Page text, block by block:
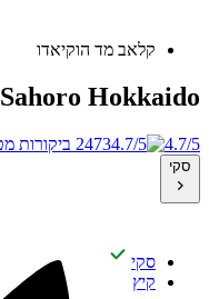
קלאב מד הוקיאדו
Sahoro Hokkaido
4.7/5 2473 ביקורות מטריפ אדוויזור
סקי
סקי
קיץ